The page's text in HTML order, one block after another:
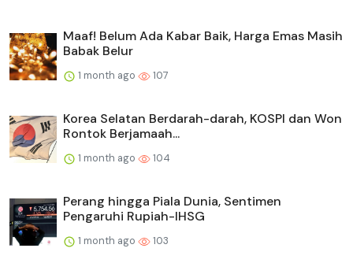
Maaf! Belum Ada Kabar Baik, Harga Emas Masih
Babak Belur
1 month ago 107
Korea Selatan Berdarah-darah, KOSPI dan Won
Rontok Berjamaah...
1 month ago 104
Perang hingga Piala Dunia, Sentimen
Pengaruhi Rupiah-IHSG
1 month ago 103